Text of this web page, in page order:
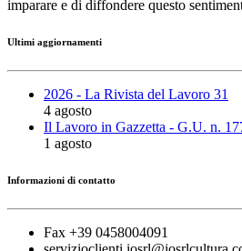
imparare e di diffondere questo
Ultimi aggiornamenti
2026 - La Rivista del Lavoro 31
4 agosto
Il Lavoro in Gazzetta - G.U. n.
1 agosto
Informazioni di contatto
Fax +39 0458004091